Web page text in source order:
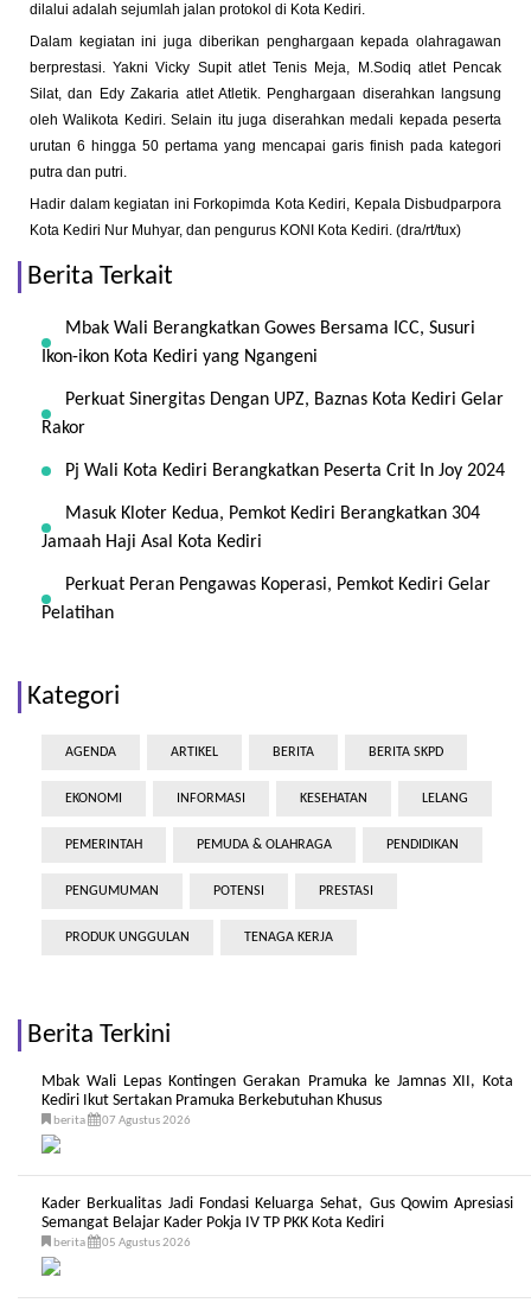
dilalui adalah sejumlah jalan protokol di Kota Kediri.
Dalam kegiatan ini juga diberikan penghargaan kepada olahragawan
berprestasi. Yakni Vicky Supit atlet Tenis Meja, M.Sodiq atlet Pencak
Silat, dan Edy Zakaria atlet Atletik. Penghargaan diserahkan langsung
oleh Walikota Kediri. Selain itu juga diserahkan medali kepada peserta
urutan 6 hingga 50 pertama yang mencapai garis finish pada kategori
putra dan putri.
Hadir dalam kegiatan ini Forkopimda Kota Kediri, Kepala Disbudparpora
Kota Kediri Nur Muhyar, dan pengurus KONI Kota Kediri. (dra/rt/tux)
Berita Terkait
Mbak Wali Berangkatkan Gowes Bersama ICC, Susuri
Ikon-ikon Kota Kediri yang Ngangeni
Perkuat Sinergitas Dengan UPZ, Baznas Kota Kediri Gelar
Rakor
Pj Wali Kota Kediri Berangkatkan Peserta Crit In Joy 2024
Masuk Kloter Kedua, Pemkot Kediri Berangkatkan 304
Jamaah Haji Asal Kota Kediri
Perkuat Peran Pengawas Koperasi, Pemkot Kediri Gelar
Pelatihan
Kategori
AGENDA ARTIKEL BERITA BERITA SKPD
EKONOMI INFORMASI KESEHATAN LELANG
PEMERINTAH PEMUDA & OLAHRAGA PENDIDIKAN
PENGUMUMAN POTENSI PRESTASI
PRODUK UNGGULAN TENAGA KERJA
Berita Terkini
Mbak Wali Lepas Kontingen Gerakan Pramuka ke Jamnas XII, Kota
Kediri Ikut Sertakan Pramuka Berkebutuhan Khusus
berita 07 Agustus 2026
Kader Berkualitas Jadi Fondasi Keluarga Sehat, Gus Qowim Apresiasi
Semangat Belajar Kader Pokja IV TP PKK Kota Kediri
berita 05 Agustus 2026